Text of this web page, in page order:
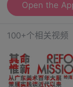
Open the
100+个相关视频